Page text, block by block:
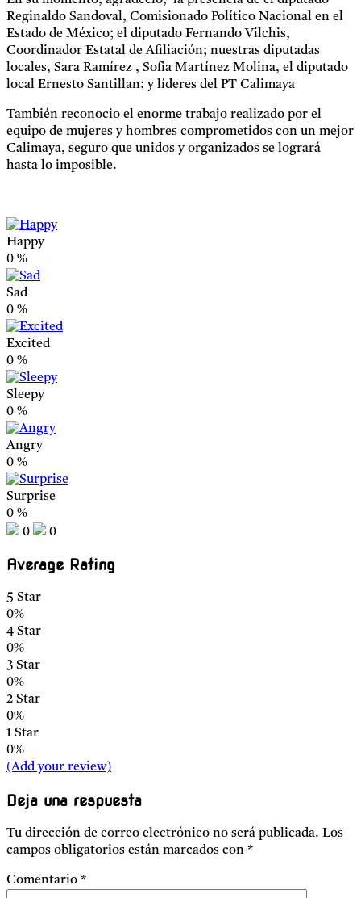
Reginaldo Sandoval, Comisionado Político Nacional en el
Estado de México; el diputado Fernando Vilchis,
Coordinador Estatal de Afiliación; nuestras diputadas
locales, Sara Ramírez , Sofía Martínez Molina, el diputado
local Ernesto Santillan; y líderes del PT Calimaya
También reconocio el enorme trabajo realizado por el
equipo de mujeres y hombres comprometidos con un mejor
Calimaya, seguro que unidos y organizados se logrará
hasta lo imposible.
Happy
0 %
Sad
0 %
Excited
0 %
Sleepy
0 %
Angry
0 %
Surprise
0 %
0
0
Average Rating
5 Star
0%
4 Star
0%
3 Star
0%
2 Star
0%
1 Star
0%
(Add your review)
Deja una respuesta
Tu dirección de correo electrónico no será publicada. Los
campos obligatorios están marcados con *
Comentario *